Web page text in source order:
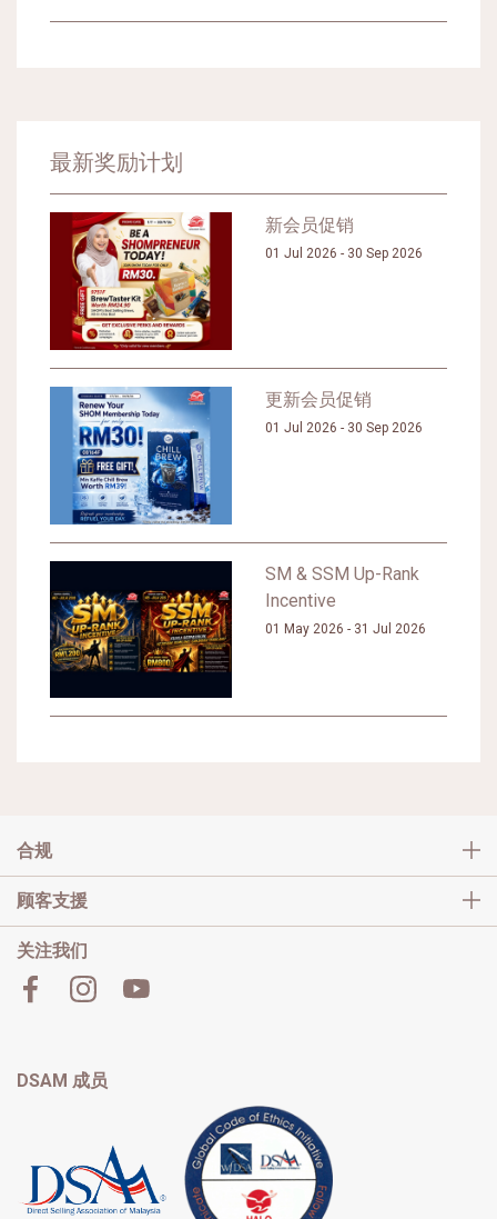
最新奖励计划
新会员促销
01 Jul 2026 - 30 Sep 2026
更新会员促销
01 Jul 2026 - 30 Sep 2026
SM & SSM Up-Rank
Incentive
01 May 2026 - 31 Jul 2026
合规
顾客支援
关注我们
DSAM 成员